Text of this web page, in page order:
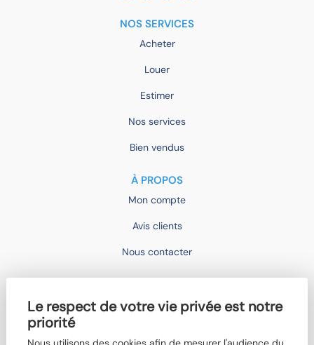
Le respect de votre vie privée est notre
priorité
NOS SERVICES
Acheter
Louer
Estimer
Nos services
Bien vendus
À PROPOS
Mon compte
Avis clients
Nous contacter
Devenir mandataire